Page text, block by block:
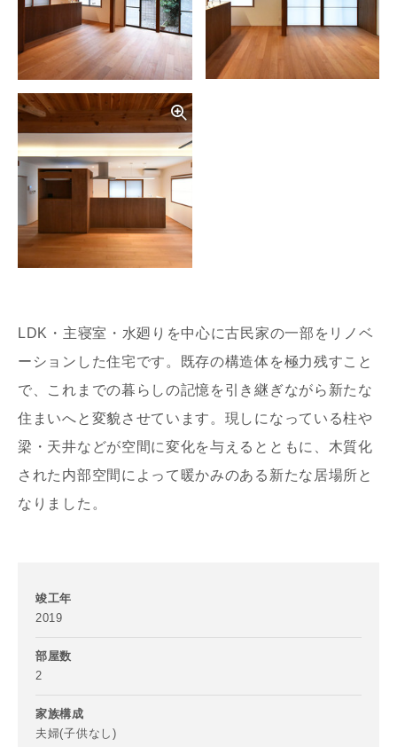
LDK・主寝室・水廻りを中心に古民家の一部をリノベ
ーションした住宅です。既存の構造体を極力残すこと
で、これまでの暮らしの記憶を引き継ぎながら新たな
住まいへと変貌させています。現しになっている柱や
梁・天井などが空間に変化を与えるとともに、木質化
された内部空間によって暖かみのある新たな居場所と
なりました。
竣工年
2019
部屋数
2
家族構成
夫婦(子供なし)